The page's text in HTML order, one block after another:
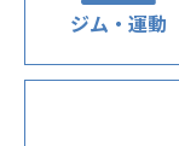
ジム・運動